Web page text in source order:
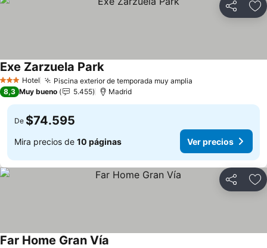
Compartir
3 Estrellas
Hotel Piscina exterior de temporada muy amplia
Exe Zarzuela Park
8,3 Muy bueno 5.455 Madrid
De $74.595
Mira precios de 10 páginas Ver precios
Compartir
Far Home Gran Vía